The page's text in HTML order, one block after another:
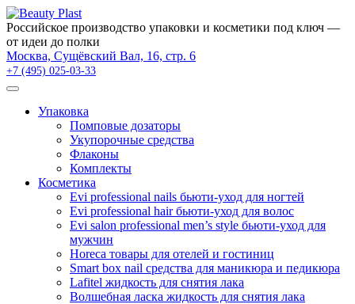
Российское производство упаковки и косметики под ключ —
от идеи до полки
Москва, Сущёвский Вал, 16, стр. 6
+7 (495) 025-03-33
Упаковка
Помповые дозаторы
Укупорочные средства
Флаконы
Комплекты
Косметика
Evi professional nails бьюти-уход для ногтей
Evi professional hair бьюти-уход для волос
Evi salon professional men’s style бьюти-уход для
мужчин
Horeca товары для отелей и гостиниц
Smart box nail средства для маникюра и педикюра
Lafitel жидкость для снятия лака
Волшебная ласка жидкость для снятия лака
×